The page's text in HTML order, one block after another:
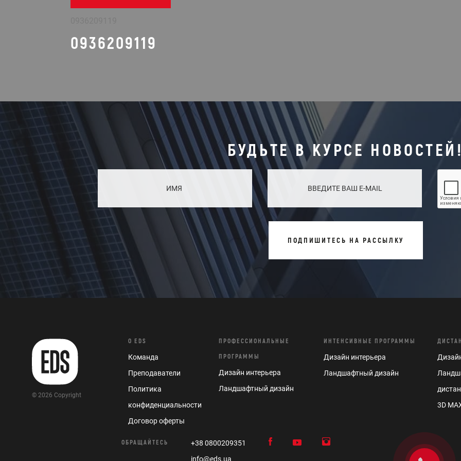
0936209119
БУДЬТЕ В КУРСЕ
ПОДПИШИТЕСЬ НА РАССЫЛКУ
© 2026 Copyright
О EDS
Команда
Преподаватели
Политика
конфиденциальности
Договор оферты
ПРОФЕССИОНАЛЬНЫЕ
ПРОГРАММЫ
Дизайн интерьера
Ландшафтный дизайн
ИНТЕНСИВНЫЕ ПРОГРАММЫ
Дизайн интерьера
Ландшафтный дизайн
3D
ОБРАЩАЙТЕСЬ
+38 0800209351
info@eds.ua